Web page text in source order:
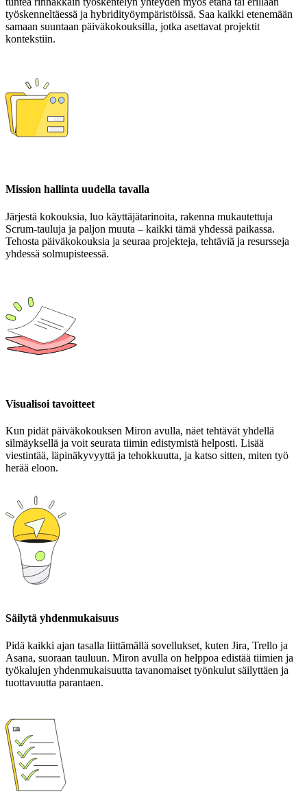
työskenneltäessä ja hybridityöympäristöissä. Saa kaikki etenemään
samaan suuntaan päiväkokouksilla, jotka asettavat projektit
kontekstiin.
Mission hallinta uudella tavalla
Järjestä kokouksia, luo käyttäjätarinoita, rakenna mukautettuja
Scrum-tauluja ja paljon muuta – kaikki tämä yhdessä paikassa.
Tehosta päiväkokouksia ja seuraa projekteja, tehtäviä ja resursseja
yhdessä solmupisteessä.
Visualisoi tavoitteet
Kun pidät päiväkokouksen Miron avulla, näet tehtävät yhdellä
silmäyksellä ja voit seurata tiimin edistymistä helposti. Lisää
viestintää, läpinäkyvyyttä ja tehokkuutta, ja katso sitten, miten työ
herää eloon.
Säilytä yhdenmukaisuus
Pidä kaikki ajan tasalla liittämällä sovellukset, kuten Jira, Trello ja
Asana, suoraan tauluun. Miron avulla on helppoa edistää tiimien ja
työkalujen yhdenmukaisuutta tavanomaiset työnkulut säilyttäen ja
tuottavuutta parantaen.